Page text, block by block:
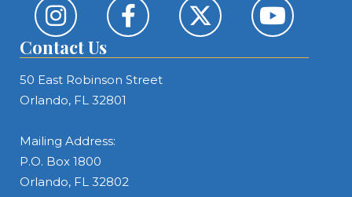
Contact Us
50 East Robinson Street
Orlando, FL 32801
Mailing Address:
P.O. Box 1800
Orlando, FL 32802